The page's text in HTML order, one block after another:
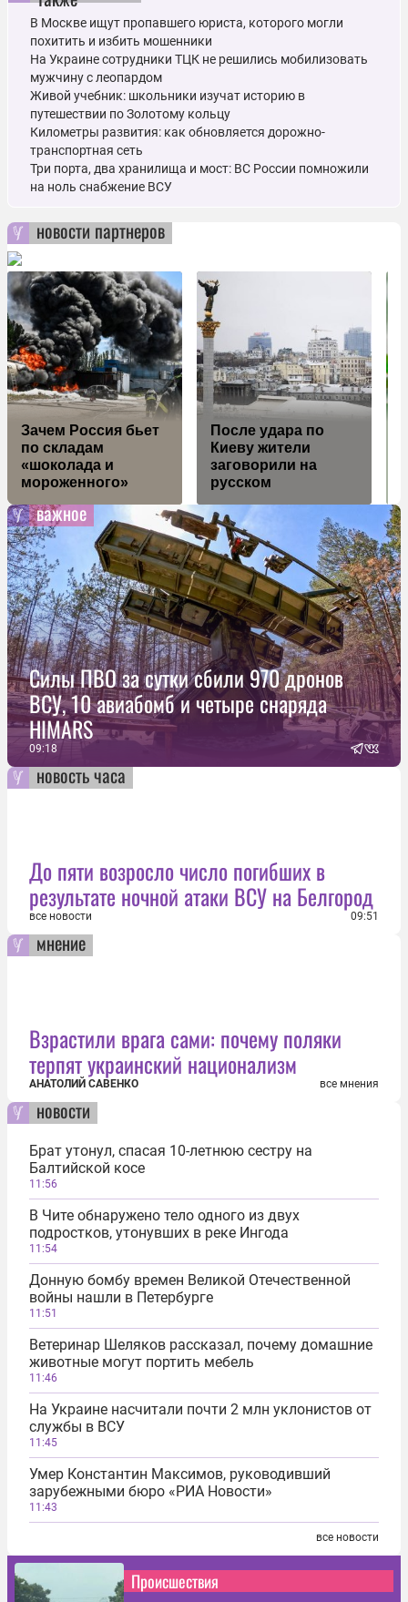
В Москве ищут пропавшего юриста, которого могли
похитить и избить мошенники
На Украине сотрудники ТЦК не решились мобилизовать
мужчину с леопардом
Живой учебник: школьники изучат историю в
путешествии по Золотому кольцу
Километры развития: как обновляется дорожно-
транспортная сеть
Три порта, два хранилища и мост: ВС России помножили
на ноль снабжение ВСУ
новости партнеров
Зачем Россия бьет
по складам
«шоколада и
мороженного»
После удара по
Киеву жители
заговорили на
русском
важное
Силы ПВО за сутки сбили 970 дронов
ВСУ, 10 авиабомб и четыре снаряда
HIMARS
09:18
новость часа
До пяти возросло число погибших в
результате ночной атаки ВСУ на Белгород
все новости 09:51
мнение
Взрастили врага сами: почему поляки
терпят украинский национализм
АНАТОЛИЙ САВЕНКО все мнения
новости
Брат утонул, спасая 10-летнюю сестру на
Балтийской косе
11:56
В Чите обнаружено тело одного из двух
подростков, утонувших в реке Ингода
11:54
Донную бомбу времен Великой Отечественной
войны нашли в Петербурге
11:51
Ветеринар Шеляков рассказал, почему домашние
животные могут портить мебель
11:46
На Украине насчитали почти 2 млн уклонистов от
службы в ВСУ
11:45
Умер Константин Максимов, руководивший
зарубежными бюро «РИА Новости»
11:43
все новости
Происшествия